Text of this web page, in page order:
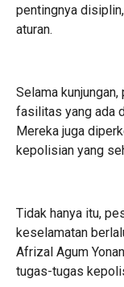
pentingnya
aturan.
Selama
fasilitas yang ada
Mereka juga
kepolisian yang
Tidak hanya itu,
keselamatan
Afrizal Agum
tugas-tugas